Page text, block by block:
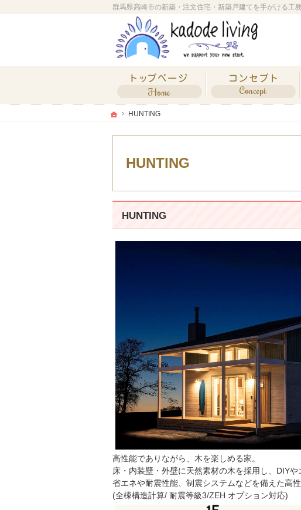
ホーム
HUNTING
HUNTING
HUNTING
高性能でありながら、木を楽しめる家。
床・内装壁・外壁に天然素材の⽊を採用し、DIYや
省エネや耐震性能、制震システムなどを備えた⾼性
(全棟構造計算/ 耐震等級3/ZEH オプション対応)
ホーム
HUNTING